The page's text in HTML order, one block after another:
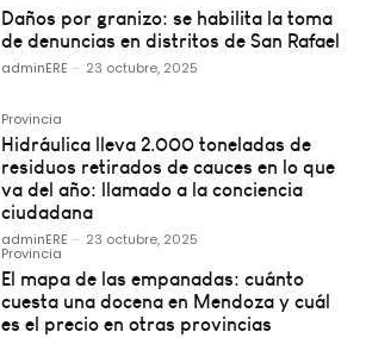
Daños por granizo: se habilita la toma
de denuncias en distritos de San Rafael
adminERE - 23 octubre, 2025
Provincia
Hidráulica lleva 2.000 toneladas de
residuos retirados de cauces en lo que
va del año: llamado a la conciencia
ciudadana
adminERE - 23 octubre, 2025
Provincia
El mapa de las empanadas: cuánto
cuesta una docena en Mendoza y cuál
es el precio en otras provincias